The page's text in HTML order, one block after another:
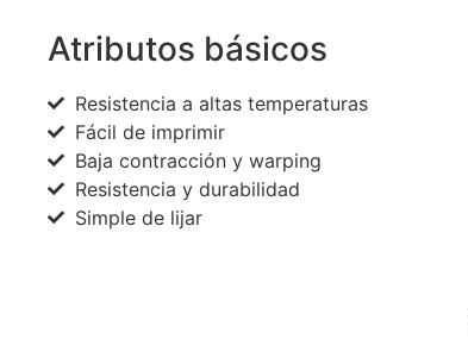
Atributos básicos
Resistencia a altas temperaturas
Fácil de imprimir
Baja contracción y warping
Resistencia y durabilidad
Simple de lijar